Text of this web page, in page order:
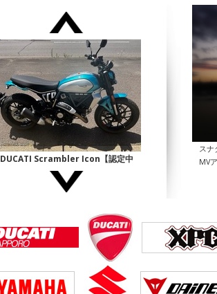
DUCATI Scrambler Icon【認定中
古】
¥1,140,000
スナ
MV